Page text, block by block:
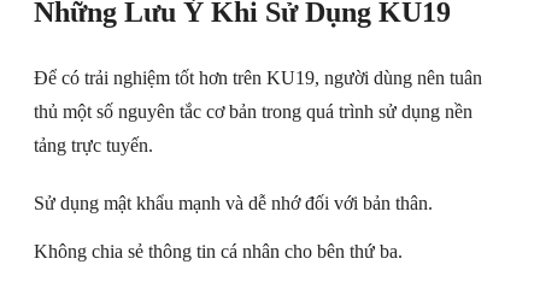
Những Lưu Ý Khi Sử Dụng KU19
Để có trải nghiệm tốt hơn trên KU19, người dùng nên tuân
thủ một số nguyên tắc cơ bản trong quá trình sử dụng nền
tảng trực tuyến.
Sử dụng mật khẩu mạnh và dễ nhớ đối với bản thân.
Không chia sẻ thông tin cá nhân cho bên thứ ba.